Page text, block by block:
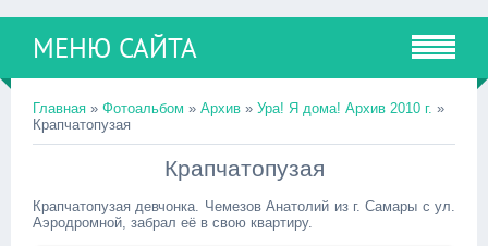
МЕНЮ САЙТА
Главная » Фотоальбом » Архив » Ура! Я дома! Архив 2010 г. »
Крапчатопузая
Крапчатопузая
Крапчатопузая девчонка. Чемезов Анатолий из г. Самары с ул.
Аэродромной, забрал её в свою квартиру.